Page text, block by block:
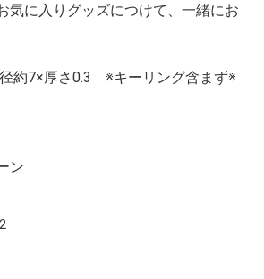
気に入りグッズにつけて、一緒にお
約7×厚さ0.3 ※キーリング含まず※
ン